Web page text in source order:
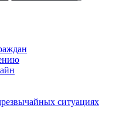
ситуациях